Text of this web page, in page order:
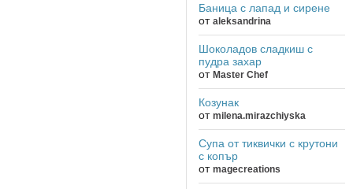
Баница с лапад и сирене
от aleksandrina
Шоколадов сладкиш с
пудра захар
от Master Chef
Козунак
от milena.mirazchiyska
Супа от тиквички с крутони
с копър
от magecreations